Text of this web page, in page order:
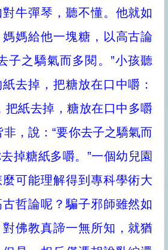
牛彈琴，聽不懂。他就如
媽給他一塊糖，以高古論
子之驕氣而多閱。”小孩聽
去掉，把糖放在口中嚼：
把紙去掉，糖放在口中多嚼
非，說：“要你去子之驕氣而
掉糖紙多嚼。”一個幼兒園
可能理解得到專科學術大
哲論呢？騙子邪師雖然如
佛教真諦一無所知，就猶